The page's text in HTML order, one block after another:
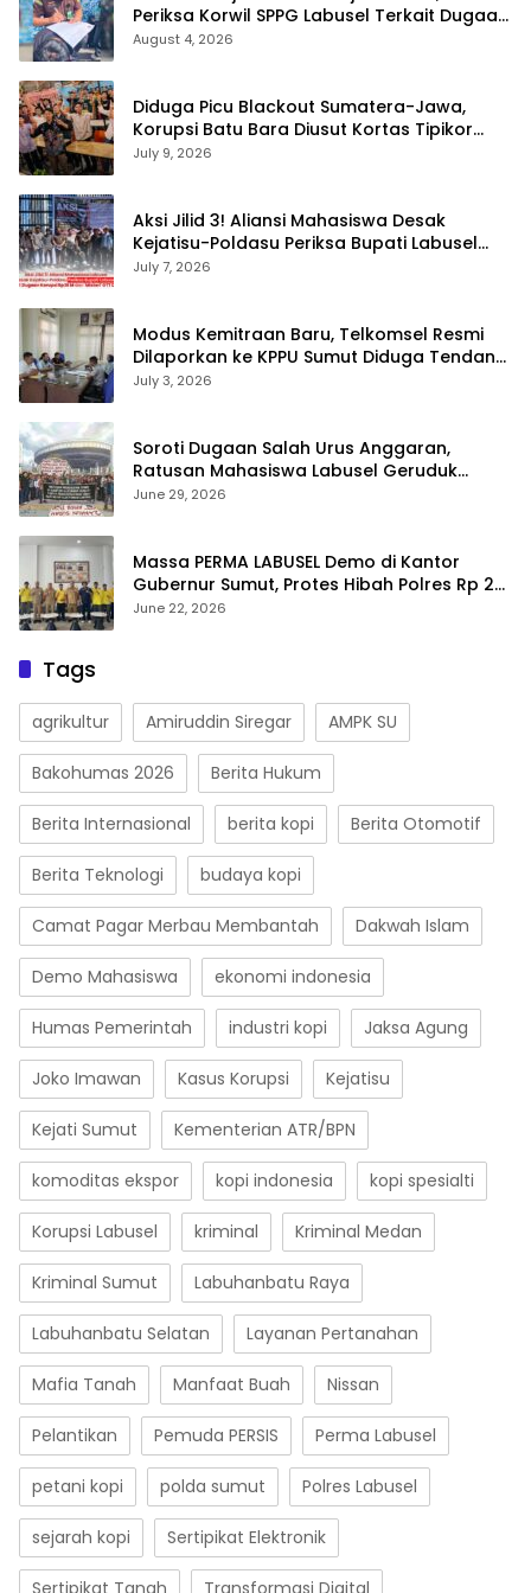
Periksa Korwil SPPG Labusel Terkait Dugaan
Bobroknya Dapur Program MBG
August 4, 2026
Diduga Picu Blackout Sumatera-Jawa,
Korupsi Batu Bara Diusut Kortas Tipikor
Didukung P3H
July 9, 2026
Aksi Jilid 3! Aliansi Mahasiswa Desak
Kejatisu-Poldasu Periksa Bupati Labusel
Terkait Dugaan Korupsi Rp36 M dan ‘Misteri’
July 7, 2026
Modus Kemitraan Baru, Telkomsel Resmi
Dilaporkan ke KPPU Sumut Diduga Tendang
Pengusaha Lokal!
July 3, 2026
Soroti Dugaan Salah Urus Anggaran,
Ratusan Mahasiswa Labusel Geruduk
Kantor Gubernur Sumut Desak Pengusutan
June 29, 2026
Massa PERMA LABUSEL Demo di Kantor
Gubernur Sumut, Protes Hibah Polres Rp 25
M-Desak Pilkades
June 22, 2026
Tags
agrikultur Amiruddin Siregar AMPK SU
Bakohumas 2026 Berita Hukum
Berita Internasional berita kopi Berita Otomotif
Berita Teknologi budaya kopi
Camat Pagar Merbau Membantah Dakwah Islam
Demo Mahasiswa ekonomi indonesia
Humas Pemerintah industri kopi Jaksa Agung
Joko Imawan Kasus Korupsi Kejatisu
Kejati Sumut Kementerian ATR/BPN
komoditas ekspor kopi indonesia kopi spesialti
Korupsi Labusel kriminal Kriminal Medan
Kriminal Sumut Labuhanbatu Raya
Labuhanbatu Selatan Layanan Pertanahan
Mafia Tanah Manfaat Buah Nissan
Pelantikan Pemuda PERSIS Perma Labusel
petani kopi polda sumut Polres Labusel
sejarah kopi Sertipikat Elektronik
Sertipikat Tanah Transformasi Digital